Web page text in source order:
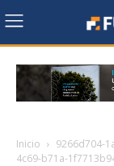
Inicio 9266d704-
4c69-b71a-